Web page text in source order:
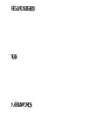
RÉGULATION DES GAZ18
TIG45
MÉTAL D'APPORT TIG5